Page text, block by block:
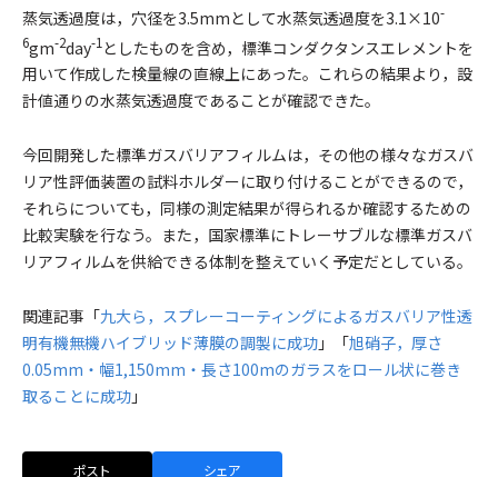
蒸気透過度は，穴径を3.5mmとして水蒸気透過度を3.1×10-
6gm-2day-1 としたものを含め，標準コンダクタンスエレメントを
用いて作成した検量線の直線上にあった。これらの結果より，設
計値通りの水蒸気透過度であることが確認できた。
今回開発した標準ガスバリアフィルムは，その他の様々なガスバ
リア性評価装置の試料ホルダーに取り付けることができるので，
それらについても，同様の測定結果が得られるか確認するための
比較実験を行なう。また，国家標準にトレーサブルな標準ガスバ
リアフィルムを供給できる体制を整えていく予定だとしている。
関連記事「九大ら，スプレーコーティングによるガスバリア性透
明有機無機ハイブリッド薄膜の調製に成功 」「旭硝子，厚さ
0.05mm・幅1,150mm・長さ100mのガラスをロール状に巻き
取ることに成功 」
ポスト シェア